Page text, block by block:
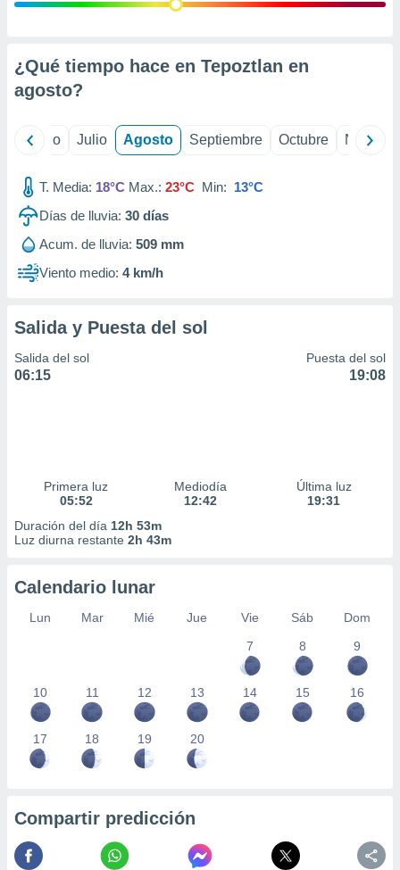
e
mediante
publicidad
de
1199
¿Qué tiempo hace en Tepoztlan en
agosto?
Junio Julio Agosto Septiembre Octubre
T. Media: 18°C Max.: 23°C Min: 13°C
Días de lluvia: 30 días
Acum. de lluvia: 509 mm
Viento medio: 4 km/h
Salida y Puesta del sol
Salida del sol
06:15
Puesta del sol
19:08
Primera luz
05:52
Mediodía
12:42
Última luz
19:31
Duración del día 12h 53m
Luz diurna restante 2h 43m
Calendario lunar
Lun Mar Mié Jue Vie Sáb
Dom
7
8 9
10 11 12 13 14 15 16
17 18 19 20
Compartir predicción